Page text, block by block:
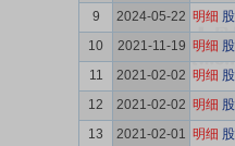
9
2024-05-22 明细
10
2021-11-19 明细
11
2021-02-02 明细
12
2021-02-02 明细
13
2021-02-01 明细